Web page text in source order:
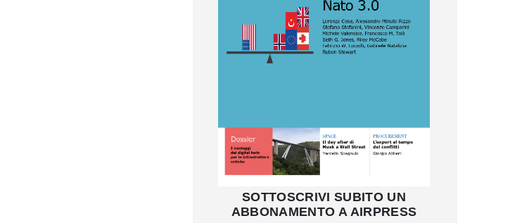
SOTTOSCRIVI SUBITO UN
ABBONAMENTO A AIRPRESS